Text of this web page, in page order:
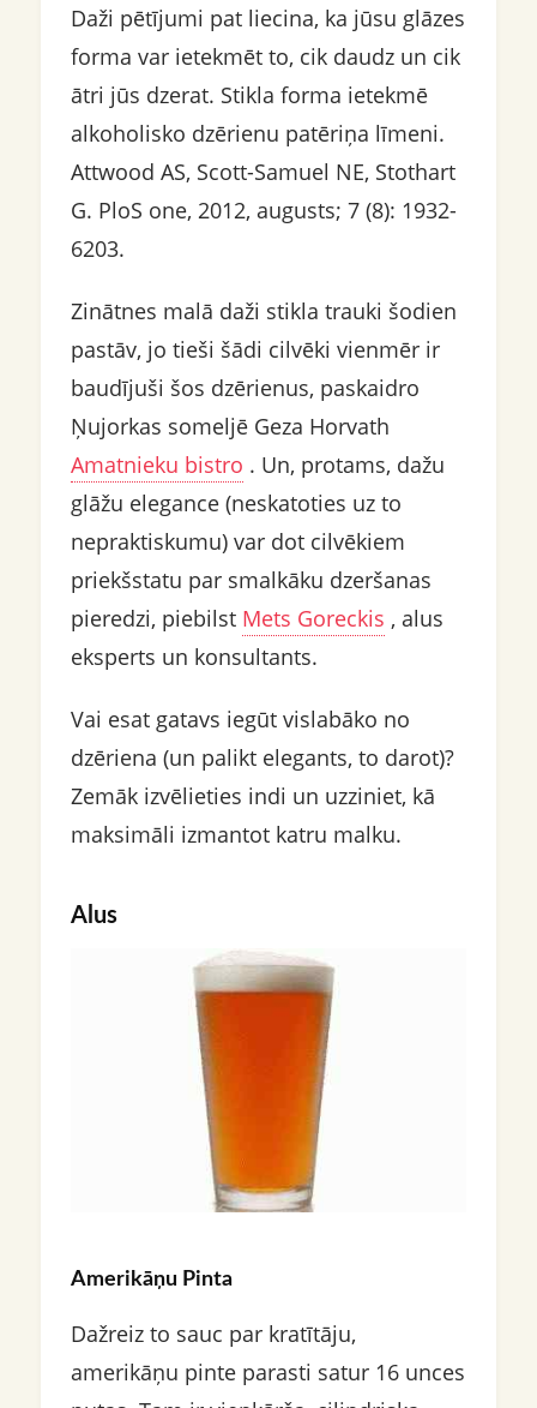
Daži pētījumi pat liecina, ka jūsu glāzes
forma var ietekmēt to, cik daudz un cik
ātri jūs dzerat. Stikla forma ietekmē
alkoholisko dzērienu patēriņa līmeni.
Attwood AS, Scott-Samuel NE, Stothart
G. PloS one, 2012, augusts; 7 (8): 1932-
6203.
Zinātnes malā daži stikla trauki šodien
pastāv, jo tieši šādi cilvēki vienmēr ir
baudījuši šos dzērienus, paskaidro
Ņujorkas someljē Geza Horvath
Amatnieku bistro . Un, protams, dažu
glāžu elegance (neskatoties uz to
nepraktiskumu) var dot cilvēkiem
priekšstatu par smalkāku dzeršanas
pieredzi, piebilst Mets Goreckis , alus
eksperts un konsultants.
Vai esat gatavs iegūt vislabāko no
dzēriena (un palikt elegants, to darot)?
Zemāk izvēlieties indi un uzziniet, kā
maksimāli izmantot katru malku.
Alus
Amerikāņu Pinta
Dažreiz to sauc par kratītāju,
amerikāņu pinte parasti satur 16 unces